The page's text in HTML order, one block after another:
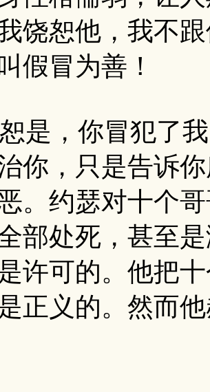
饶恕他，我不
假冒为善！
，你冒犯了我
你，只是告诉
。约瑟对十个
部处死，甚至
许可的。他把
正义的。然而